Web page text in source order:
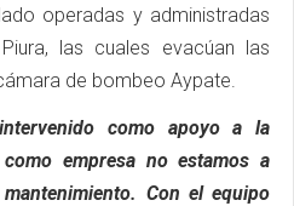
operadas y administradas
las cuales evacúan las
de bombeo Aypate.
como apoyo a la
empresa no estamos a
Con el equipo